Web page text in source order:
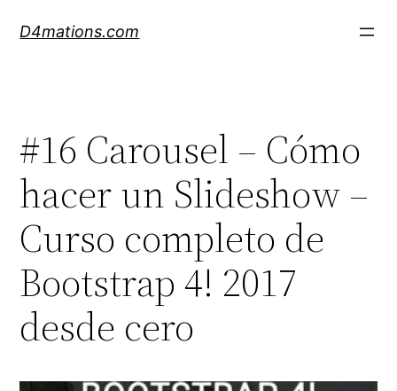
D4mations.com
#16 Carousel – Cómo
hacer un Slideshow –
Curso completo de
Bootstrap 4! 2017
desde cero